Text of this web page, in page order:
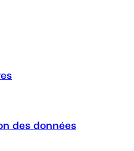
des données